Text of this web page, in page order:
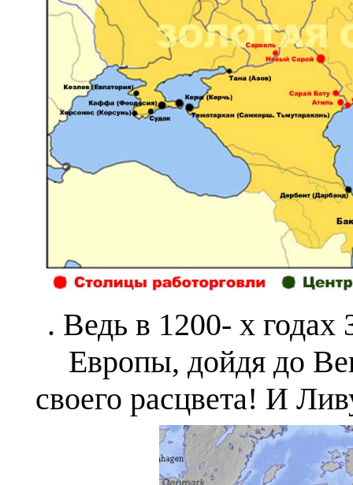
. Ведь в 1200- х годах
Европы, дойдя до
своего расцвета! И